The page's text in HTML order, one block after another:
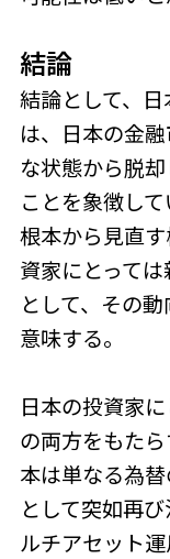
結論
結論として、
は、日本の金
な状態から脱
ことを象徴し
根本から見直
資家にとって
として、その
意味する。
日本の投資家
の両方をもた
本は単なる為
として突如再
ルチアセット